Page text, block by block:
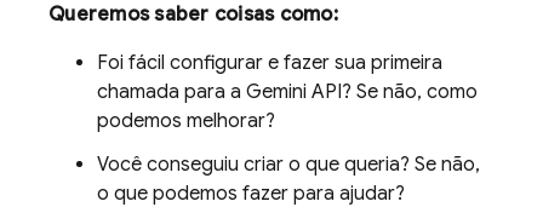
Queremos saber coisas como:
Foi fácil configurar e fazer sua primeira
chamada para a Gemini API? Se não, como
podemos melhorar?
Você conseguiu criar o que queria? Se não,
o que podemos fazer para ajudar?